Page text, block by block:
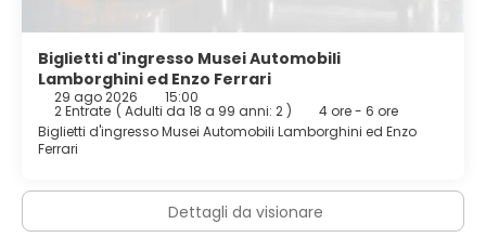
preferito! Presso questa struttura troverai un bar/lounge
davvero fantastico. La colazione a buffet è servita nei
giorni feriali dalle ore 07:00 alle ore 10:00 e nel fine
settimana dalle ore 07:00 alle ore 10:30, dietro pagamento
di un supplemento.
secco. Il un parcheggio (a pagamento) è disponibile in
loco.
Biglietti d'ingresso Musei Automobili
Lamborghini ed Enzo Ferrari
29 ago 2026 15:00
2 Entrate ( Adulti da 18 a 99 anni: 2 )
4 ore - 6 ore
Biglietti d'ingresso Musei Automobili Lamborghini ed Enzo
Ferrari
Dettagli da visionare